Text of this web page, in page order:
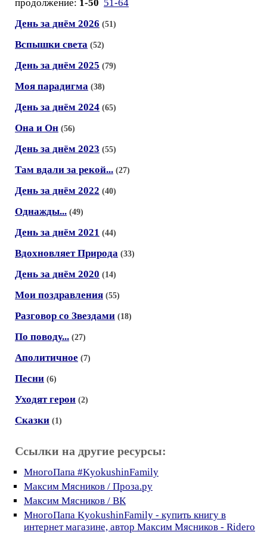
продолжение: 1-50 51-64
День за днём 2026 (51)
Вспышки света (52)
День за днём 2025 (79)
Моя парадигма (38)
День за днём 2024 (65)
Она и Он (56)
День за днём 2023 (55)
Там вдали за рекой... (27)
День за днём 2022 (40)
Однажды... (49)
День за днём 2021 (44)
Вдохновляет Природа (33)
День за днём 2020 (14)
Мои поздравления (55)
Разговор со Звездами (18)
По поводу... (27)
Аполитичное (7)
Песни (6)
Уходят герои (2)
Сказки (1)
Ссылки на другие ресурсы:
МногоПапа #KyokushinFamily
Максим Мясников / Проза.ру
Максим Мясников / ВК
МногоПапа KyokushinFamily - купить книгу в
интернет магазине, автор Максим Мясников - Ridero